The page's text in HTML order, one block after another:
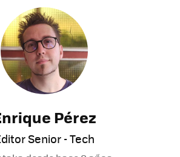
Pérez
Senior - Tech